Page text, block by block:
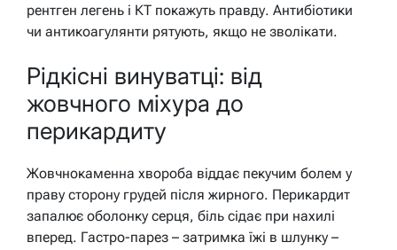
рентген легень і КТ покажуть правду. Антибіотики
чи антикоагулянти рятують, якщо не зволікати.
Рідкісні винуватці: від
жовчного міхура до
перикардиту
Жовчнокаменна хвороба віддає пекучим болем у
праву сторону грудей після жирного. Перикардит
запалює оболонку серця, біль сідає при нахилі
вперед. Гастро-парез – затримка їжі в шлунку –